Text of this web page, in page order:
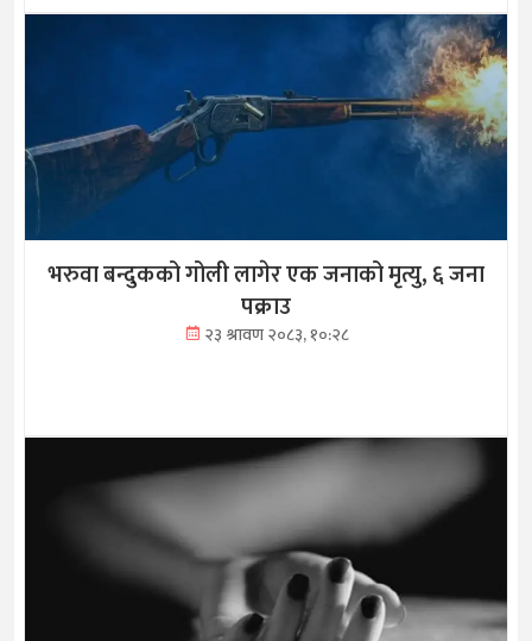
भरुवा बन्दुकको गोली लागेर एक जनाको मृत्यु, ६ जना
पक्राउ
२३ श्रावण २०८३, १०:२८